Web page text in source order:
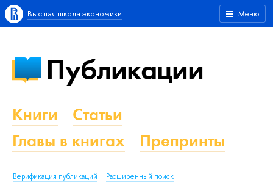
Меню
Высшая школа экономики
Публикации
Книги
Статьи
Главы в книгах
Препринты
Верификация публикаций
Расширенный поиск